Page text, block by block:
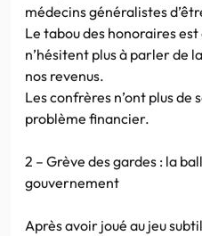
médecins généralistes
Le tabou des honoraires
n’hésitent plus à parler de
nos revenus.
Les confrères n’ont plus de
problème financier.
2 – Grève des gardes : la
gouvernement
Après avoir joué au jeu